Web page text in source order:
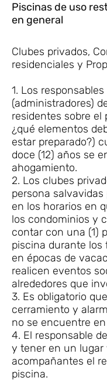
Piscinas de uso
en general
Clubes privados,
residenciales y
1. Los
(administradores)
residentes sobre el
¿qué elementos
estar preparado?)
doce (12) años se
ahogamiento.
2. Los clubes
persona
en los horarios en
los condominios y
contar con una (1)
piscina durante los
en épocas de
realicen eventos
alrededores que
3. Es obligatorio
cerramiento y
no se encuentre
4. El responsable
y tener en un lugar
acompañantes el
piscina.